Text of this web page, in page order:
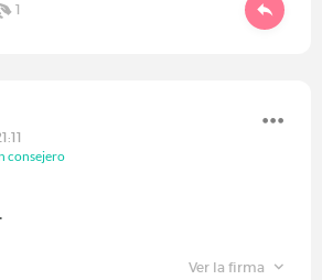
1
consejero
Ver la firma